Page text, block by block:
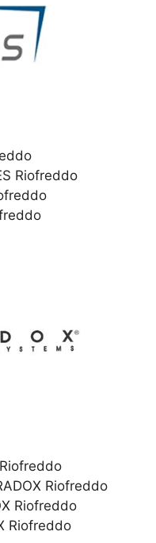
Riofreddo
Riofreddo
Riofreddo
Riofreddo